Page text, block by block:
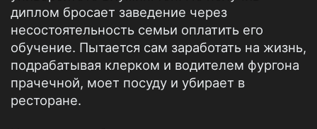
диплом бросает заведение через
несостоятельность семьи оплатить его
обучение. Пытается сам заработать на жизнь,
подрабатывая клерком и водителем фургона
прачечной, моет посуду и убирает в
ресторане.